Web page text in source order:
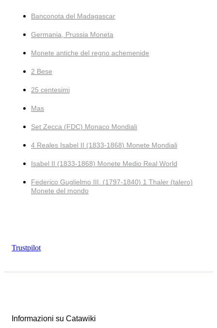
Banconota del Madagascar
Germania, Prussia Moneta
Monete antiche del regno achemenide
2 Bese
25 centesimi
Mas
Set Zecca (FDC) Monaco Mondiali
4 Reales Isabel II (1833-1868) Monete Mondiali
Isabel II (1833-1868) Monete Medio Real World
Federico Guglielmo III. (1797-1840) 1 Thaler (talero)
Monete del mondo
Trustpilot
Informazioni su Catawiki